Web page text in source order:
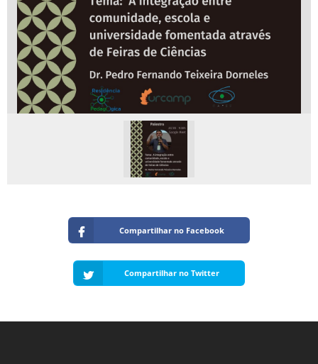
Compartilhar no Facebook
Compartilhar no Twitter